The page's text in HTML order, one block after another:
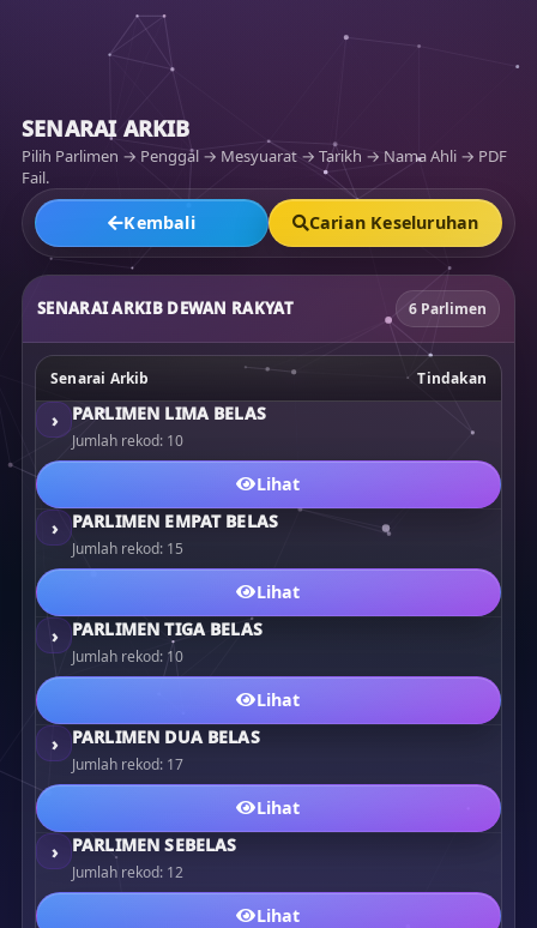
SENARAI ARKIB
Pilih Parlimen → Penggal → Mesyuarat → Tarikh → Nama Ahli → PDF
Fail.
Kembali Carian Keseluruhan
SENARAI ARKIB DEWAN RAKYAT 6 Parlimen
Senarai Arkib Tindakan
› PARLIMEN LIMA BELAS
Jumlah rekod: 10
Lihat
›
PARLIMEN EMPAT BELAS
Jumlah rekod: 15
Lihat
›
PARLIMEN TIGA BELAS
Jumlah rekod: 10
Lihat
›
PARLIMEN DUA BELAS
Jumlah rekod: 17
Lihat
›
PARLIMEN SEBELAS
Jumlah rekod: 12
Lihat